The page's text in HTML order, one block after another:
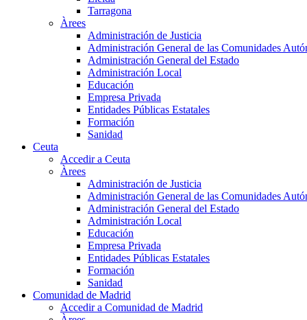
Tarragona
Àrees
Administración de Justicia
Administración General de las Comunidades
Administración General del Estado
Administración Local
Educación
Empresa Privada
Entidades Públicas Estatales
Formación
Sanidad
Ceuta
Accedir a Ceuta
Àrees
Administración de Justicia
Administración General de las Comunidades
Administración General del Estado
Administración Local
Educación
Empresa Privada
Entidades Públicas Estatales
Formación
Sanidad
Comunidad de Madrid
Accedir a Comunidad de Madrid